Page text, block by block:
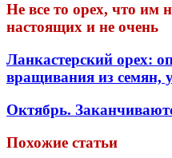
Не все то орех, что им
настоящих и не очень
Ланкастерский орех:
вращивания из семян,
Октябрь.
Похожие статьи